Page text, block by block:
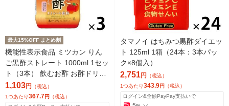
最大15%OFF まとめ割
機能性表示食品 ミツカン りん
ご黒酢ストレート 1000ml 1セッ
ト（3本） 飲むお酢 お酢ドリン
ク リンゴ酢 ビネガー
1,103円
（税込）
1つあたり367.7円 （税込）
タマノイ はちみつ黒酢ダイエッ
ト 125ml 1箱（24本：3本パッ
ク×8個入）
2,751円
（税込）
1つあたり343.9円 （税込）
ログイン&全額PayPay支払いで